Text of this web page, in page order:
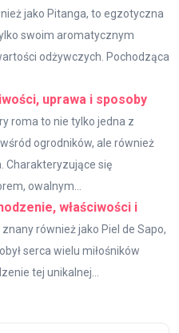
jako Pitanga, to egzotyczna
swoim aromatycznym
odżywczych. Pochodząca
uprawa i sposoby
roma to nie tylko jedna z
ogrodników, ale również
Charakteryzujące się
owalnym...
właściwości i
również jako Piel de Sapo,
serca wielu miłośników
tej unikalnej...